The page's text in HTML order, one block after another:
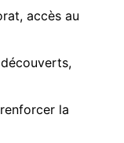
accès au
la